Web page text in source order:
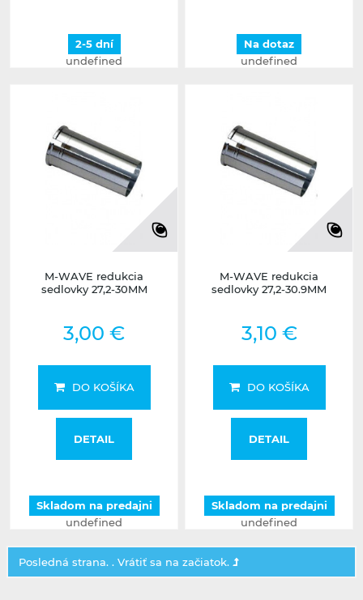
2-5 dní
undefined
Na dotaz
undefined
M-WAVE redukcia
sedlovky 27,2-30MM
3,00 €
DO KOŠÍKA
DETAIL
Skladom na predajni
undefined
M-WAVE redukcia
sedlovky 27,2-30.9MM
3,10 €
DO KOŠÍKA
DETAIL
Skladom na predajni
undefined
Posledná strana. . Vrátiť sa na začiatok.